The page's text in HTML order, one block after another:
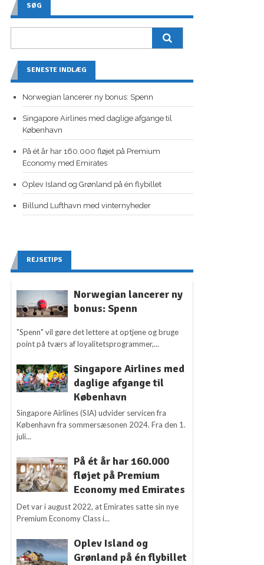
SØG
SENESTE INDLÆG
Norwegian lancerer ny bonus: Spenn
Singapore Airlines med daglige afgange til
København
På ét år har 160.000 fløjet på Premium
Economy med Emirates
Oplev Island og Grønland på én flybillet
Billund Lufthavn med vinternyheder
REJSETIPS
Norwegian lancerer ny
bonus: Spenn
"Spenn" vil gøre det lettere at optjene og bruge
point på tværs af loyalitetsprogrammer,...
Singapore Airlines med
daglige afgange til
København
Singapore Airlines (SIA) udvider servicen fra
København fra sommersæsonen 2024. Fra den 1.
juli...
På ét år har 160.000
fløjet på Premium
Economy med Emirates
Det var i august 2022, at Emirates satte sin nye
Premium Economy Class i...
Oplev Island og
Grønland på én flybillet